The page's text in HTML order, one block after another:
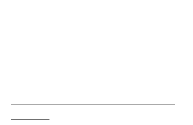
—————————————————
————